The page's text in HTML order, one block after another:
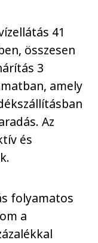
41
összesen
3
amely
Az
és
folyamatos
a